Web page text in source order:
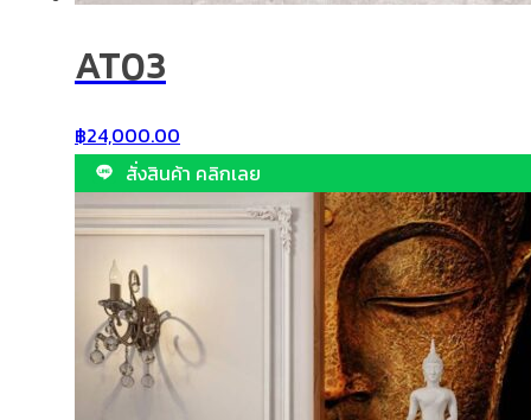
AT03
฿24,000.00
สั่งสินค้า คลิกเลย